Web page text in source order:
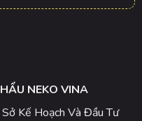
NEKO VINA
Kế Hoạch Và Đầu Tư